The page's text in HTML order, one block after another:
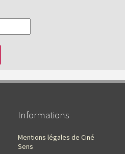
Informations
Mentions légales de Ciné
Sens